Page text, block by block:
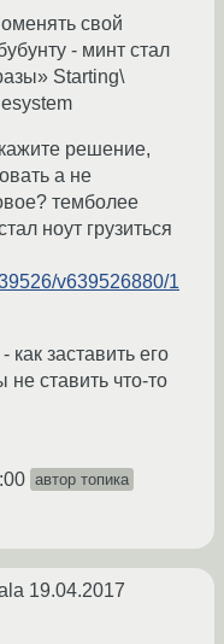
свой
- минт стал
Starting\
решение,
а не
темболее
ноут грузиться
v639526880/1
заставить его
не ставить что-то
автор топика
19.04.2017